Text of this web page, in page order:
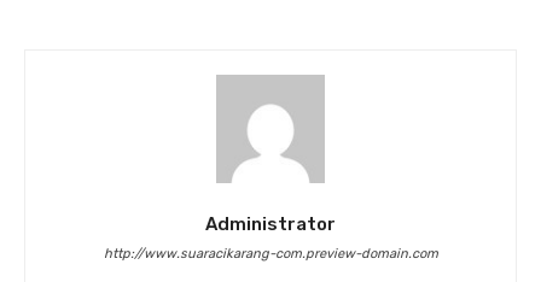
Administrator
http://www.suaracikarang-com.preview-domain.com